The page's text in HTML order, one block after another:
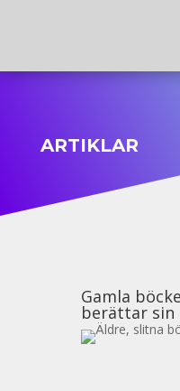
ARTIKLAR
Gamla
berättar sin